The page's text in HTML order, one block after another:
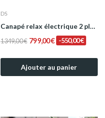
DS
Canapé relax électrique 2 places en tissu gris...
1 349,00 € 799,00 € -550,00 €
Ajouter au panier